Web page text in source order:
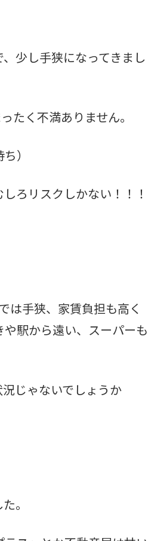
少し手狭になってきまし
たく不満ありません。
）
ろリスクしかない！！！
は手狭、家賃負担も高く
駅から遠い、スーパーも
じゃないでしょうか
。